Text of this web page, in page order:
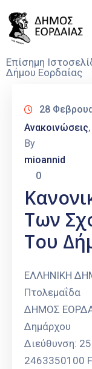
Επίσημη
Δήμου Εορδαίας
Νέα
Υπηρεσίες
Του
Δήμου
Προσκλήσεις
Αποφάσεις
Καιρός
28
Ανακοινώσεις‚
By
mioannid
0
Των
Του
ΔΗΜΟΣ
Διεύθυνση:
2463350100